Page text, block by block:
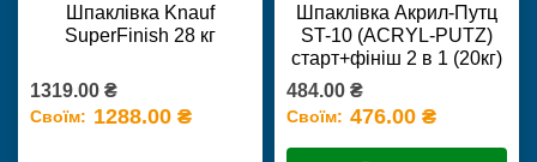
Шпаклівка Knauf
SuperFinish 28 кг
1319.00 ₴
Своїм: 1288.00 ₴
Шпаклівка Акрил-Путц
ST-10 (ACRYL-PUTZ)
старт+фініш 2 в 1 (20кг)
484.00 ₴
Своїм: 476.00 ₴